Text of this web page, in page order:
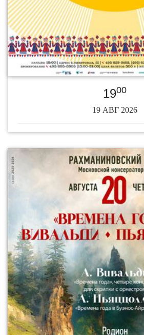
1900
19 АВГ 2026